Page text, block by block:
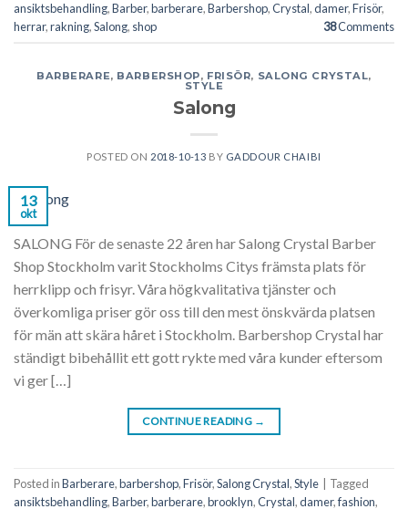
ansiktsbehandling,Barber,barberare,Barbershop,Crystal,damer,Frisör,
herrar,rakning,Salong, shop 38Comments
BARBERARE, BARBERSHOP, FRISÖR, SALONG CRYSTAL,
STYLE
Salong
POSTED ON 2018-10-13 BY GADDOUR CHAIBI
13
okt
SALONG För de senaste 22 åren har Salong Crystal Barber
Shop Stockholm varit Stockholms Citys främsta plats för
herrklipp och frisyr. Våra högkvalitativa tjänster och
överkomliga priser gör oss till den mest önskvärda platsen
för män att skära håret i Stockholm. Barbershop Crystal har
ständigt bibehållit ett gott rykte med våra kunder eftersom
vi ger […]
CONTINUE READING →
Posted inBarberare,barbershop,Frisör,Salong Crystal,Style
Tagged
ansiktsbehandling,Barber,barberare,brooklyn,Crystal,damer,fashion,